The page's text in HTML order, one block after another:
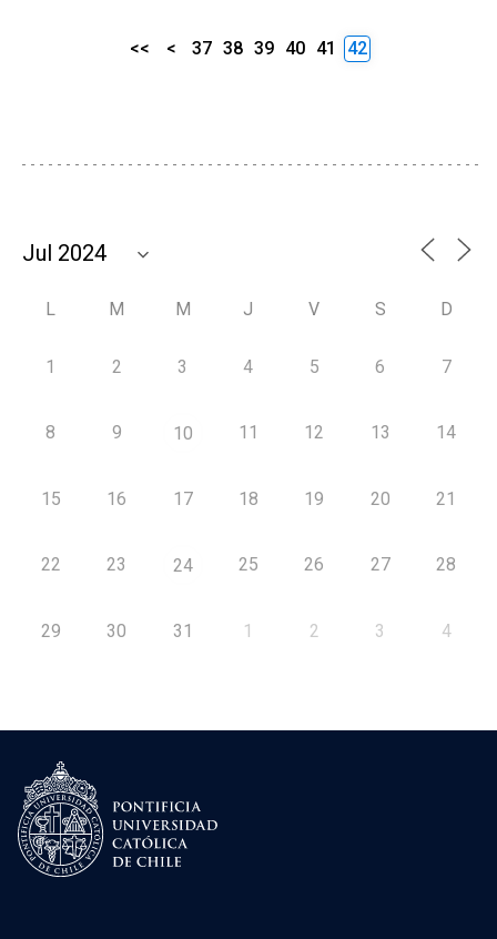
<< < 37 38 39 40 41 42
L M M J V S D
1 2 3 4 5 6 7
8 9 10 11 12 13 14
15 16 17 18 19 20 21
22 23 24 25 26 27 28
29 30 31 1 2 3 4